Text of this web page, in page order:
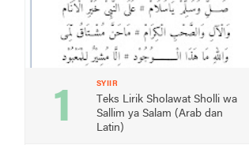
SYIIR
Teks Lirik Sholawat Sholli wa
Sallim ya Salam (Arab dan
Latin)